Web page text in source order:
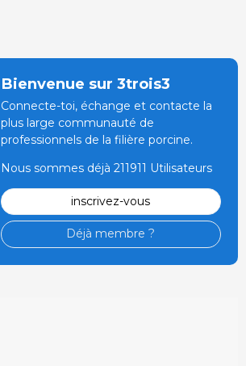
Bienvenue sur 3trois3
Connecte-toi, échange et contacte la
plus large communauté de
professionnels de la filière porcine.
Nous sommes déjà 211911 Utilisateurs
inscrivez-vous
Déjà membre ?